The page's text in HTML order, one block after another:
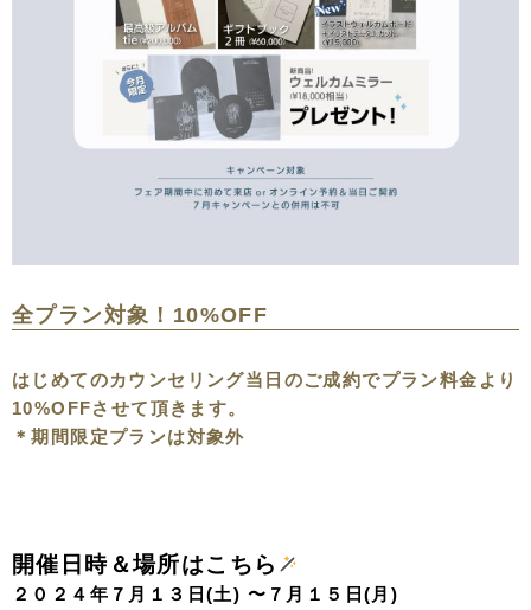
全プラン対象！10%OFF
はじめてのカウンセリング当日のご成約でプラン料金より
10%OFFさせて頂きます。
＊期間限定プランは対象外
開催日時＆場所はこちら
２０２４年７月１３日(土) 〜７月１５日(月)